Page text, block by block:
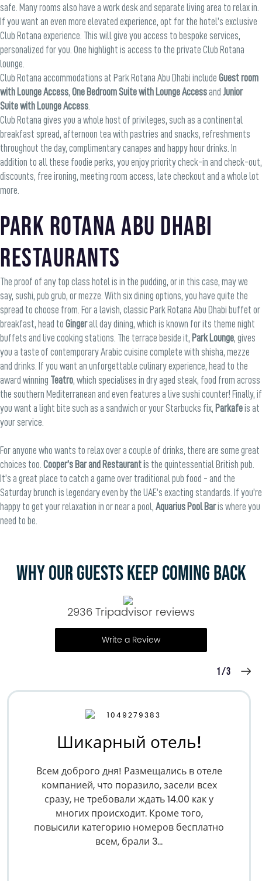
safe. Many rooms also have a work desk and separate living area to relax in.
If you want an even more elevated experience, opt for the hotel’s exclusive
Club Rotana experience. This will give you access to bespoke services,
personalized for you. One highlight is access to the private Club Rotana
lounge.
Club Rotana accommodations at Park Rotana Abu Dhabi include Guest room
with Lounge Access, One Bedroom Suite with Lounge Access and Junior
Suite with Lounge Access.
Club Rotana gives you a whole host of privileges, such as a continental
breakfast spread, afternoon tea with pastries and snacks, refreshments
throughout the day, complimentary canapes and happy hour drinks. In
addition to all these foodie perks, you enjoy priority check-in and check-out,
discounts, free ironing, meeting room access, late checkout and a whole lot
more.
Park Rotana Abu Dhabi
Restaurants
The proof of any top class hotel is in the pudding, or in this case, may we
say, sushi, pub grub, or mezze. With six dining options, you have quite the
spread to choose from. For a lavish, classic Park Rotana Abu Dhabi buffet or
breakfast, head to Gingerall day dining, which is known for its theme night
buffets and live cooking stations. The terrace beside it, Park Lounge, gives
you a taste of contemporary Arabic cuisine complete with shisha, mezze
and drinks. If you want an unforgettable culinary experience, head to the
award winning Teatro, which specialises in dry aged steak, food from across
the southern Mediterranean and even features a live sushi counter! Finally, if
you want a light bite such as a sandwich or your Starbucks fix, Parkafeis at
your service.
For anyone who wants to relax over a couple of drinks, there are some great
choices too. Cooper’s Bar and Restaurant is the quintessential British pub.
It’s a great place to catch a game over traditional pub food - and the
Saturday brunch is legendary even by the UAE’s exacting standards. If you’re
happy to get your relaxation in or near a pool, Aquarius Pool Baris where you
need to be.
WHY OUR GUESTS KEEP COMING BACK
2936 Tripadvisor reviews
Write a Review
1/3
Шикарный отель!
Всем доброго дня! Размещались в отеле
компанией, что поразило, засели всех
сразу, не требовали ждать 14.00 как у
многих происходит. Кроме того,
повысили категорию номеров бесплатно
всем, брали 3...